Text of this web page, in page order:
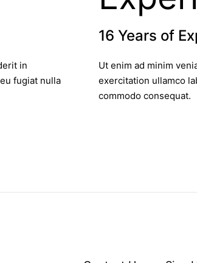
in
fugiat nulla
16 Years of
Ut enim ad minim
exercitation ullamco
commodo consequat.